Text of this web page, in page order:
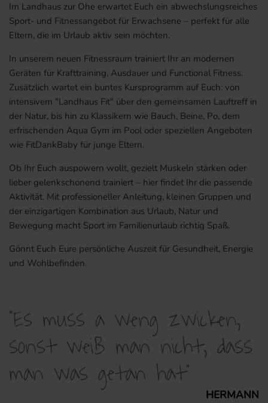
Im Landhaus zur Ohe erwartet Euch ein abwechslungsreiches
Sport- und Fitnessangebot für Erwachsene – perfekt für alle
Eltern, die im Urlaub aktiv sein möchten.
In unserem neuen Fitnessraum trainiert Ihr an modernen
Geräten für Krafttraining, Ausdauer und Functional Fitness.
Zusätzlich wartet ein buntes Kursprogramm auf Euch: von
intensivem "Landhaus Fit" über den gemeinsamen Lauftreff in
der Natur, bis hin zu Klassikern wie Bauch, Beine, Po, dem
erfrischenden Aqua Gym im Pool oder speziellen Angeboten
wie FitDankBaby für junge Eltern.
Ob Ihr Euch auspowern wollt, gezielt Muskeln stärken oder
lieber gelenkschonend trainiert – hier findet Ihr die passende
Aktivität. Mit professioneller Anleitung, kleinen Gruppen und
der einzigartigen Kombination aus Urlaub, Natur und
Bewegung macht Sport im Familienurlaub richtig Spaß.
Gönnt Euch Eure persönliche Auszeit für Gesundheit, Energie
und Wohlbefinden.
"Es muss a weng zwicken,
sonst weiß man nicht, dass
man was getan hat"
HERMANN